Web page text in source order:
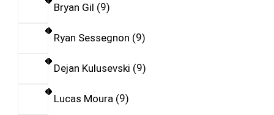
Bryan Gil 9
Ryan Sessegnon 9
Dejan Kulusevski 9
Lucas Moura 9